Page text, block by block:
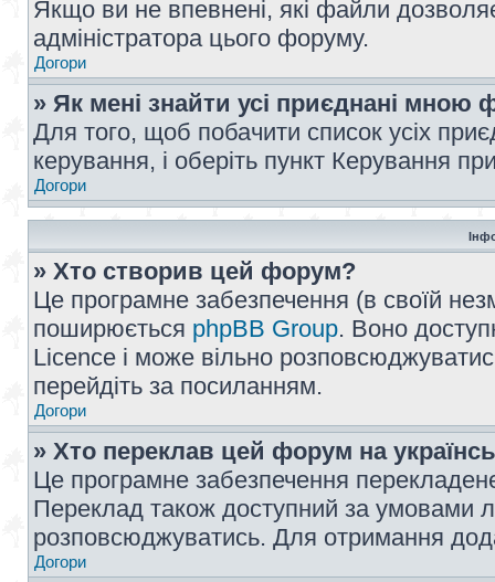
Якщо ви не впевнені, які файли
адміністратора цього форуму.
Догори
» Як мені знайти усі приєднані мною
Для того, щоб побачити список усіх
керування, і оберіть пункт Керування
Догори
» Хто створив цей форум?
Це програмне забезпечення (в своїй
поширюється phpBB Group. Воно
Licence і може вільно
перейдіть за посиланням.
Догори
» Хто переклав цей форум на
Це програмне забезпечення
Переклад також доступний за умовами
розповсюджуватись. Для отримання
Догори